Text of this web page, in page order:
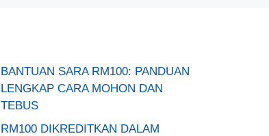
BANTUAN SARA RM100: PANDUAN
LENGKAP CARA MOHON DAN
TEBUS
RM100 DIKREDITKAN DALAM